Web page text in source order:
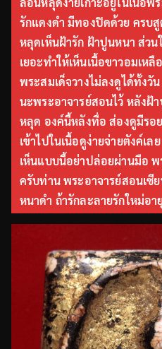
รักแดงดำ มีทองปิดด้วย ครบ
หลุดเห็นฝ้ารัก ฝ้าปูนหนา ส่ว
เยอะทำให้เห็นเนื้อขาวอมเหลื
พระสมเด็จวางไม่ลงดูได้ทั้งวั
นะพระอาจารย์สอนไว้ หลังฝ้
หลุด องค์นี้หลังทื่อ ส่องดูมีรอ
เข้าไปในเนื้อดูง่ายจ่ายตังค์เ
เห็นแบบนี้อย่าปล่อยผ่านมือ
ครับท่าน พระอาจารย์สอนเซี
หนาดำ ถ้ารักละลายรักใหม่อ